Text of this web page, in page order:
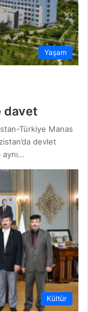
Yaşam
davet
Türkiye Manas
devlet
Kültür